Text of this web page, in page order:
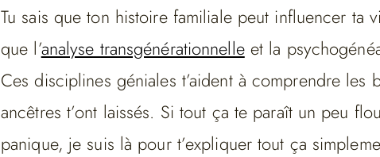
Tu sais que ton histoire familiale peut influencer ta
que l’analyse transgénérationnelleet la
Ces disciplines géniales t’aident à comprendre les
ancêtres t’ont laissés. Si tout ça te paraît un peu
panique, je suis là pour t’expliquer tout ça